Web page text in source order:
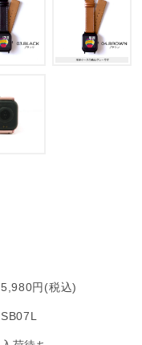
5,980円(税込)
SB07L